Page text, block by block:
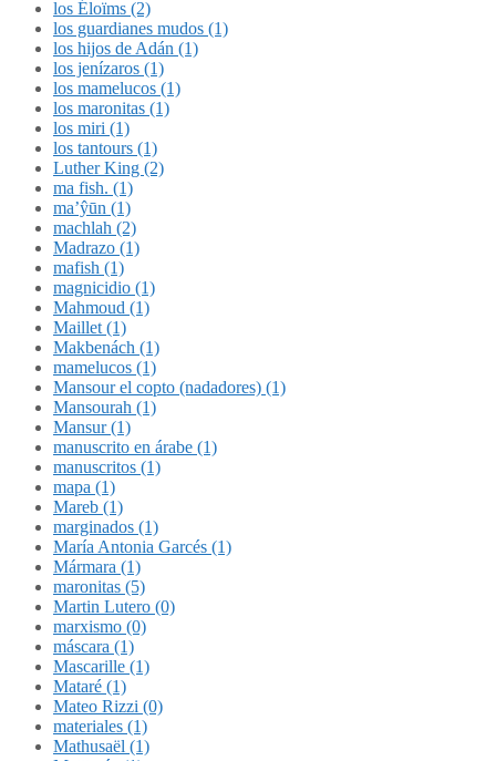
los Éloïms (2)
los guardianes mudos (1)
los hijos de Adán (1)
los jenízaros (1)
los mamelucos (1)
los maronitas (1)
los miri (1)
los tantours (1)
Luther King (2)
ma fish. (1)
ma’ŷūn (1)
machlah (2)
Madrazo (1)
mafish (1)
magnicidio (1)
Mahmoud (1)
Maillet (1)
Makbenách (1)
mamelucos (1)
Mansour el copto (nadadores) (1)
Mansourah (1)
Mansur (1)
manuscrito en árabe (1)
manuscritos (1)
mapa (1)
Mareb (1)
marginados (1)
María Antonia Garcés (1)
Mármara (1)
maronitas (5)
Martin Lutero (0)
marxismo (0)
máscara (1)
Mascarille (1)
Mataré (1)
Mateo Rizzi (0)
materiales (1)
Mathusaël (1)